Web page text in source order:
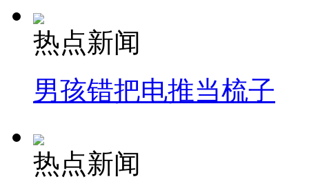
司机酒驾遇交警 急速倒车逃窜
热点新闻
男孩错把电推当梳子
热点新闻